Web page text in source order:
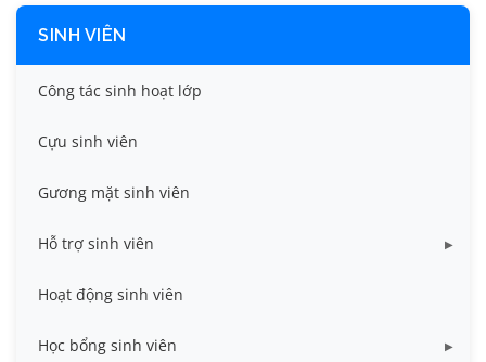
SINH VIÊN
Công tác sinh hoạt lớp
Cựu sinh viên
Gương mặt sinh viên
Hỗ trợ sinh viên
Miễn giảm học phí
Nhà ở
Hoạt động sinh viên
Học bổng sinh viên